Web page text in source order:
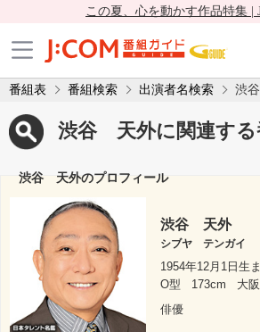
この夏、心を動かす作品特集 |
番組表 番組検索 出演者名検索 渋
渋谷 天外に関連する
渋谷 天外のプロフィール
渋谷 天外
シブヤ テンガイ
1954年12月1日生
O型
173cm
大
俳優